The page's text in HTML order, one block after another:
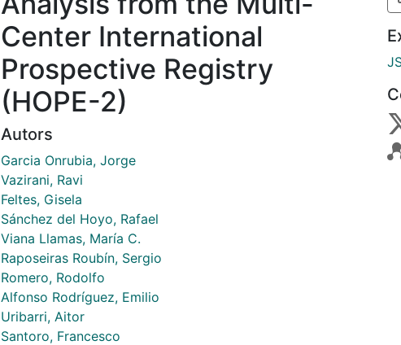
Center International
Prospective Registry
(HOPE-2)
Autors
Garcia Onrubia, Jorge
Vazirani, Ravi
Feltes, Gisela
Sánchez del Hoyo, Rafael
Viana Llamas, María C.
Raposeiras Roubín, Sergio
Romero, Rodolfo
Alfonso Rodríguez, Emilio
Uribarri, Aitor
Santoro, Francesco